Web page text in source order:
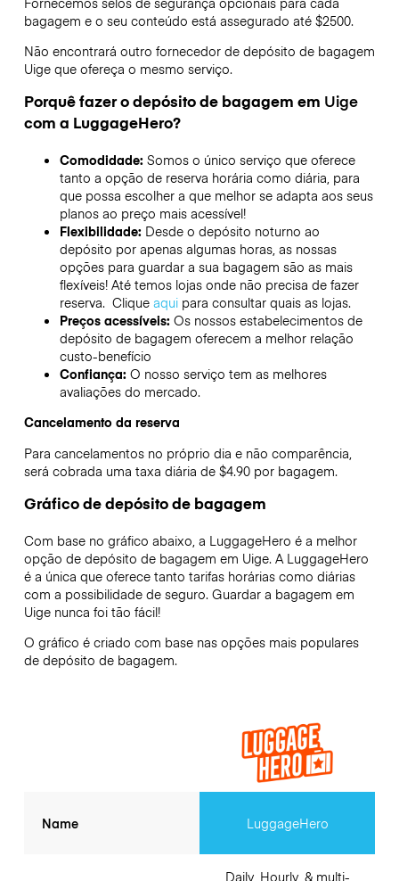
bagagem e o seu conteúdo está assegurado até $2500.
Não encontrará outro fornecedor de depósito de bagagem
Uigeque ofereça o mesmo serviço.
Porquê fazer o depósito de bagagem em Uige
com a LuggageHero?
Comodidade: Somos o único serviço que oferece
tanto a opção de reserva horária como diária, para
que possa escolher a que melhor se adapta aos seus
planos ao preço mais acessível!
Flexibilidade: Desde o depósito noturno ao
depósito por apenas algumas horas, as nossas
opções para guardar a sua bagagem são as mais
flexíveis! Até temos lojas onde não precisa de fazer
reserva. Clique aquipara consultar quais as lojas.
Preços acessíveis: Os nossos estabelecimentos de
depósito de bagagem oferecem a melhor relação
custo-benefício
Confiança: O nosso serviço tem as melhores
avaliações do mercado.
Cancelamento da reserva
Para cancelamentos no próprio dia e não comparência,
será cobrada uma taxa diária de $4.90 por bagagem.
Gráfico de depósito de bagagem
Com base no gráfico abaixo, a LuggageHero é a melhor
opção de depósito de bagagem em Uige. A LuggageHero
é a única que oferece tanto tarifas horárias como diárias
com a possibilidade de seguro. Guardar a bagagem em
Uigenunca foi tão fácil!
O gráfico é criado com base nas opções mais populares
de depósito de bagagem.
Name LuggageHero
Daily, Hourly, & multi-